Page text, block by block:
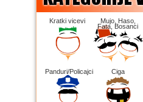
Kratki vicevi Mujo, Haso,
Fata, Bosanci
Panduri/Policajci Ciga